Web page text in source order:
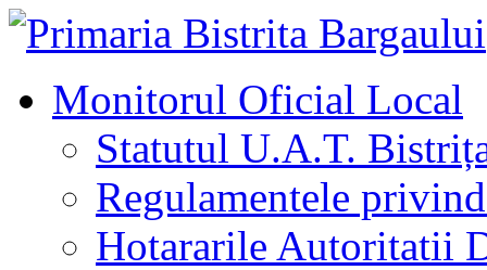
Monitorul Oficial Local
Statutul U.A.T.
Regulamentele
Hotararile Autoritatii